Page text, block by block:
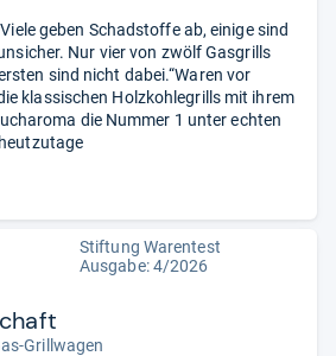
geben Schadstoffe ab, einige sind
Nur vier von zwölf Gasgrills
sind nicht dabei.“Waren vor
klassischen Holzkohlegrills mit ihrem
die Nummer 1 unter echten
Stiftung Warentest
Ausgabe: 4/2026
Grillwagen